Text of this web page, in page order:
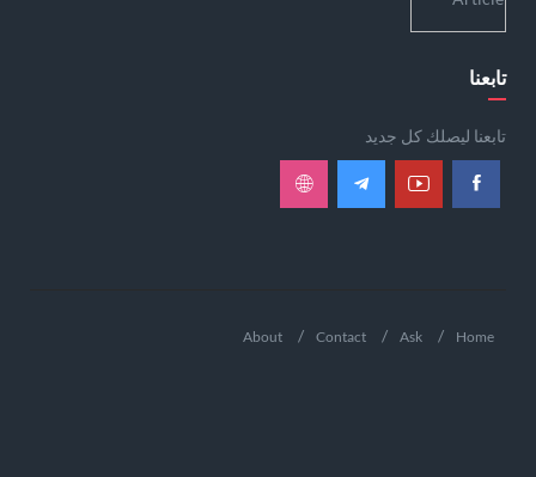
تابعنا
تابعنا ليصلك كل جديد
Home
Ask
Contact
About